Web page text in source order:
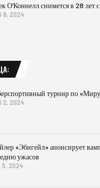
О’Коннелл снимется в 28 лет
8, 2024
турнир по
2, 2024
«Эбигейл» анонсирует
ужасов
5, 2024